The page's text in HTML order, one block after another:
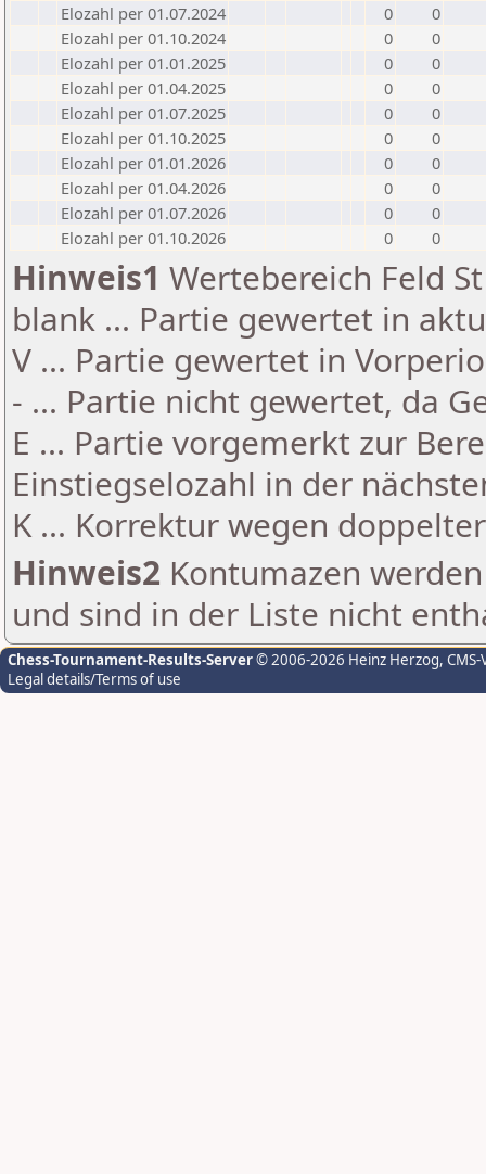
Elozahl per 01.07.2024
0
0
Elozahl per 01.10.2024
0
0
Elozahl per 01.01.2025
0
0
Elozahl per 01.04.2025
0
0
Elozahl per 01.07.2025
0
0
Elozahl per 01.10.2025
0
0
Elozahl per 01.01.2026
0
0
Elozahl per 01.04.2026
0
0
Elozahl per 01.07.2026
0
0
Elozahl per 01.10.2026
0 0
Hinweis1 Wertebereich Feld
blank ... Partie gewertet in
V ... Partie gewertet in
- ... Partie nicht gewertet, da
E ... Partie vorgemerkt zur
Einstiegselozahl in der
K ... Korrektur wegen
Hinweis2 Kontumazen
und sind in der Liste nicht
Chess-Tournament-Results-Server© 2006-2026 Heinz Herzog,
Legal details/Terms of use